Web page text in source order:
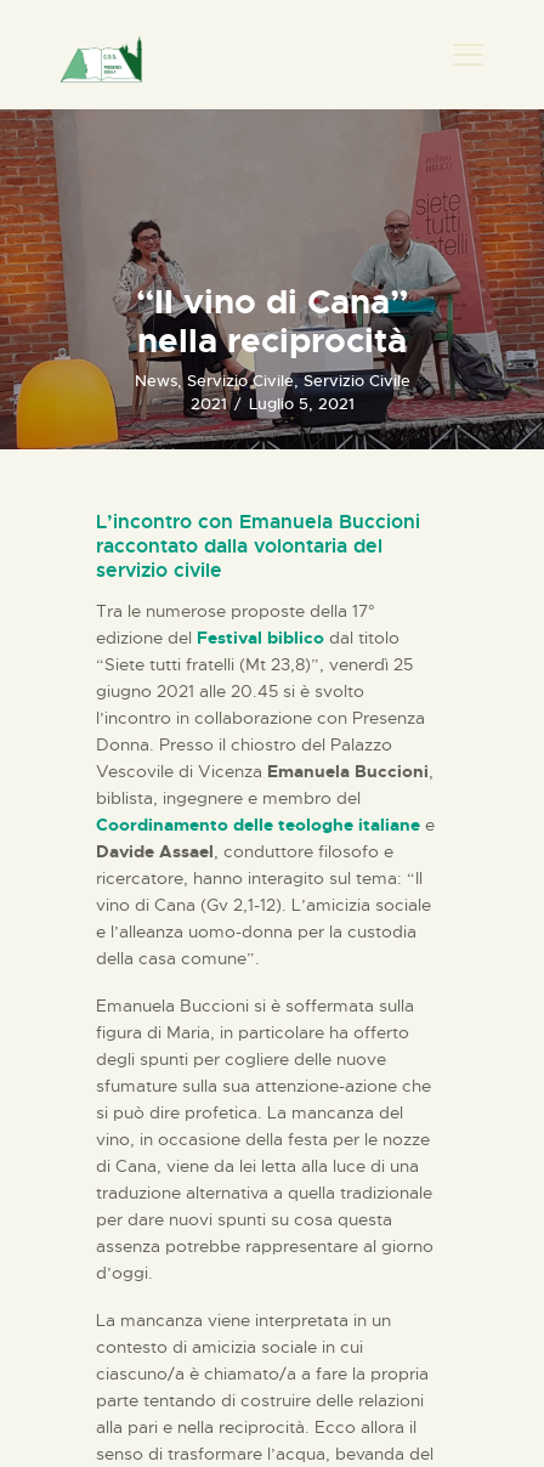
NEWS
PERCORSI
BIBLIOTECA
ELISA SALERNO
CONTATTI
“Il vino di Cana”
nella reciprocità
News,Servizio Civile,Servizio Civile
2021
Luglio 5, 2021
L’incontro con Emanuela Buccioni
raccontato dalla volontaria del
servizio civile
Tra le numerose proposte della 17°
edizione del Festival biblico dal titolo
“Siete tutti fratelli (Mt 23,8)”, venerdì 25
giugno 2021 alle 20.45 si è svolto
l’incontro in collaborazione con Presenza
Donna. Presso il chiostro del Palazzo
Vescovile di Vicenza Emanuela Buccioni,
biblista, ingegnere e membro del
Coordinamento delle teologhe italiane e
Davide Assael, conduttore filosofo e
ricercatore, hanno interagito sul tema: “Il
vino di Cana (Gv 2,1-12). L’amicizia sociale
e l’alleanza uomo-donna per la custodia
della casa comune”.
Emanuela Buccioni si è soffermata sulla
figura di Maria, in particolare ha offerto
degli spunti per cogliere delle nuove
sfumature sulla sua attenzione-azione che
si può dire profetica. La mancanza del
vino, in occasione della festa per le nozze
di Cana, viene da lei letta alla luce di una
traduzione alternativa a quella tradizionale
per dare nuovi spunti su cosa questa
assenza potrebbe rappresentare al giorno
d’oggi.
La mancanza viene interpretata in un
contesto di amicizia sociale in cui
ciascuno/a è chiamato/a a fare la propria
parte tentando di costruire delle relazioni
alla pari e nella reciprocità. Ecco allora il
senso di trasformare l’acqua, bevanda del